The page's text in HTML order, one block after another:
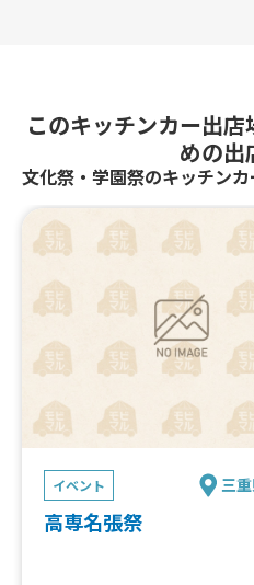
ッカンマリ、アサイーボウル
ルーツ、ホットドリンク、ホ
ー ドルチェグスト使用、カップ唐揚
イスクリームさつまいもあん
ットティー、ホットチョコレ
ュマロ、お祭りのかき氷、ソ
ンク各種、ビー玉ラムネ、フ
ルト、ピタヤボウル ミニカッ
トサンド、ドルチェグスト 、
ン、アサイーボウルミニ500
ス、アサイーボウルシェイブ
き氷)、ふわふわかき氷いちご
アサイーボウル s6、グリーク
ト s6、ふわふわかき氷 クリ
ー、ロコモコ丼 noo、 ロコモ
o、からあげ丼おろしポン酢
丼 roo、クロッフルバニラアイ
え、チョコレートバニラクロッ
このキッチンカー出
めの出
文化祭・学園祭のキッチン
イベント 三
高専名張祭